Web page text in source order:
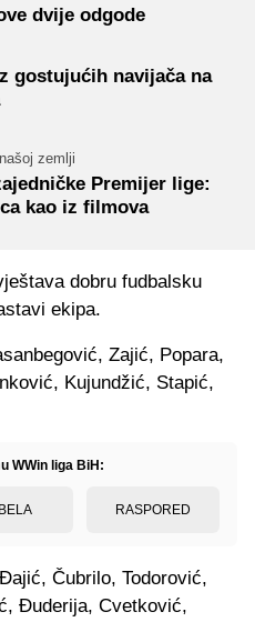
dvije odgode
gostujućih navijača na
zemlji
Premijer lige:
kao iz filmova
dobru fudbalsku
ekipa.
Zajić, Popara,
Kujundžić, Stapić,
WWin liga BiH:
RASPORED
Čubrilo, Todorović,
Đuderija, Cvetković,